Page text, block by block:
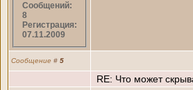
Сообщений:
8
Регистрация:
07.11.2009
Сообщение # 5
RE: Что может